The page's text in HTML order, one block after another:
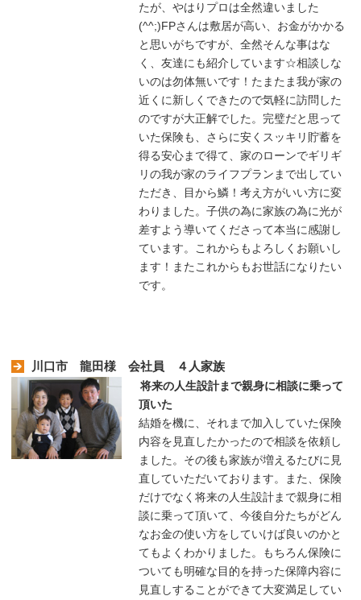
たが、やはりプロは全然違いました
(^^;)FPさんは敷居が高い、お金がかかる
と思いがちですが、全然そんな事はな
く、友達にも紹介しています☆相談しな
いのは勿体無いです！たまたま我が家の
近くに新しくできたので気軽に訪問した
のですが大正解でした。完璧だと思って
いた保険も、さらに安くスッキリ貯蓄を
得る安心まで得て、家のローンでギリギ
リの我が家のライフプランまで出してい
ただき、目から鱗！考え方がいい方に変
わりました。子供の為に家族の為に光が
差すよう導いてくださって本当に感謝し
ています。これからもよろしくお願いし
ます！またこれからもお世話になりたい
です。
川口市 龍田様 会社員 ４人家族
将来の人生設計まで親身に相談に乗って
頂いた
結婚を機に、それまで加入していた保険
内容を見直したかったので相談を依頼し
ました。その後も家族が増えるたびに見
直していただいております。また、保険
だけでなく将来の人生設計まで親身に相
談に乗って頂いて、今後自分たちがどん
なお金の使い方をしていけば良いのかと
てもよくわかりました。もちろん保険に
ついても明確な目的を持った保障内容に
見直しすることができて大変満足してい